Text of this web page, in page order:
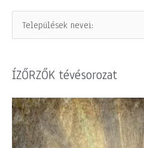
ÍZŐRZŐK tévésorozat